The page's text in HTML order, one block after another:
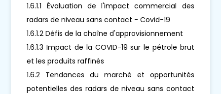
1.6.1.1 Évaluation de l'impact commercial des
radars de niveau sans contact - Covid-19
1.6.1.2 Défis de la chaîne d'approvisionnement
1.6.1.3 Impact de la COVID-19 sur le pétrole brut
et les produits raffinés
1.6.2 Tendances du marché et opportunités
potentielles des radars de niveau sans contact